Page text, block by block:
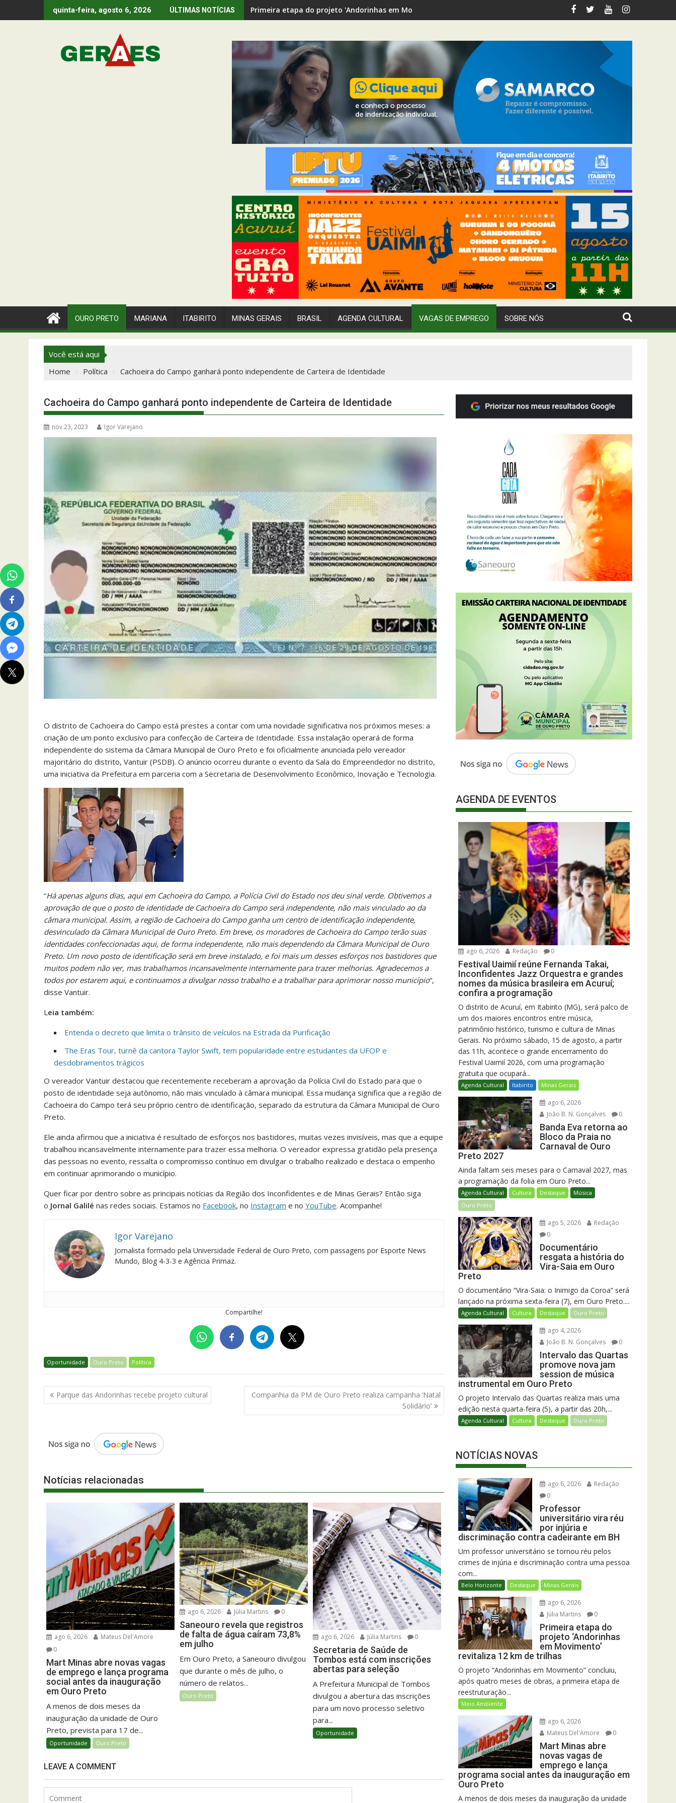
to
quinta-feira, agosto 6, 2026 ÚLTIMAS NOTÍCIAS Primeira etapa do projeto 'Andorinhas em Movimento' revitaliza 12 km de trilhas
OURO PRETO MARIANA ITABIRITO MINAS GERAIS BRASIL AGENDA CULTURAL VAGAS DE EMPREGO SOBRE NÓS
Você está aqui
Home
Política Cachoeira do Campo ganhará ponto independente de Carteira de Identidade
Cachoeira do Campo ganhará ponto independente de Carteira de Identidade
nov 23, 2023 Igor Varejano
O distrito de Cachoeira do Campo está prestes a contar com uma novidade significativa nos próximos meses: a
criação de um ponto exclusivo para confecção de Carteira de Identidade. Essa instalação operará de forma
independente do sistema da Câmara Municipal de Ouro Preto e foi oficialmente anunciada pelo vereador
majoritário do distrito, Vantuir (PSDB). O anúncio ocorreu durante o evento da Sala do Empreendedor no distrito,
uma iniciativa da Prefeitura em parceria com a Secretaria de Desenvolvimento Econômico, Inovação e Tecnologia.
“Há apenas alguns dias, aqui em Cachoeira do Campo, a Polícia Civil do Estado nos deu sinal verde. Obtivemos a
aprovação de que o posto de identidade de Cachoeira do Campo será independente, não mais vinculado ao da
câmara municipal. Assim, a região de Cachoeira do Campo ganha um centro de identificação independente,
desvinculado da Câmara Municipal de Ouro Preto. Em breve, os moradores de Cachoeira do Campo terão suas
identidades confeccionadas aqui, de forma independente, não mais dependendo da Câmara Municipal de Ouro
Preto. Um novo posto de identificação será em breve instalado, e foi mais um desses esforços nos bastidores que
muitos podem não ver, mas trabalhamos incansavelmente internamente para trazer melhorias. Agradecemos a
todos por estarem aqui, e continuamos a divulgar nosso trabalho e a trabalhar para aprimorar nosso município“,
disse Vantuir.
Leia também:
Entenda o decreto que limita o trânsito de veículos na Estrada da Purificação
The Eras Tour, turnê da cantora Taylor Swift, tem popularidade entre estudantes da UFOP e
desdobramentos trágicos
O vereador Vantuir destacou que recentemente receberam a aprovação da Polícia Civil do Estado para que o
posto de identidade seja autônomo, não mais vinculado à câmara municipal. Essa mudança significa que a região de
Cachoeira do Campo terá seu próprio centro de identificação, separado da estrutura da Câmara Municipal de Ouro
Preto.
Ele ainda afirmou que a iniciativa é resultado de esforços nos bastidores, muitas vezes invisíveis, mas que a equipe
trabalhou incansavelmente internamente para trazer essa melhoria. O vereador expressa gratidão pela presença
das pessoas no evento, ressalta o compromisso contínuo em divulgar o trabalho realizado e destaca o empenho
em continuar aprimorando o município.
Quer ficar por dentro sobre as principais notícias da Região dos Inconfidentes e de Minas Gerais? Então siga
o Jornal Galilé nas redes sociais. Estamos no Facebook, no Instagram e no YouTube. Acompanhe!
Igor Varejano
Jornalista formado pela Universidade Federal de Ouro Preto, com passagens por Esporte News
Mundo, Blog 4-3-3 e Agência Primaz.
Compartilhe!
Oportunidade Ouro Preto Política
Navegação
de
Parque das Andorinhas recebe projeto cultural
Companhia da PM de Ouro Preto realiza campanha ‘Natal
Solidário’
Notícias relacionadas
ago 6, 2026
Mateus Del'Amore
0
Mart Minas abre novas vagas
de emprego e lança programa
social antes da inauguração
em Ouro Preto
A menos de dois meses da
inauguração da unidade de Ouro
Preto, prevista para 17 de...
Oportunidade Ouro Preto
ago 6, 2026 Júlia Martins 0
Saneouro revela que registros
de falta de água caíram 73,8%
em julho
Em Ouro Preto, a Saneouro divulgou
que durante o mês de julho, o
número de relatos...
Ouro Preto
ago 6, 2026 Júlia Martins 0
Secretaria de Saúde de
Tombos está com inscrições
abertas para seleção
A Prefeitura Municipal de Tombos
divulgou a abertura das inscrições
para um novo processo seletivo
para...
Oportunidade
LEAVE A COMMENT
AGENDA DE EVENTOS
ago 6, 2026 Redação 0
Festival Uaimií reúne Fernanda Takai,
Inconfidentes Jazz Orquestra e grandes
nomes da música brasileira em Acuruí;
confira a programação
O distrito de Acuruí, em Itabirito (MG), será palco de
um dos maiores encontros entre música,
patrimônio histórico, turismo e cultura de Minas
Gerais. No próximo sábado, 15 de agosto, a partir
das 11h, acontece o grande encerramento do
Festival Uaimií 2026, com uma programação
gratuita que ocupará...
Agenda Cultural Itabirito Minas Gerais
ago 6, 2026
João B. N. Gonçalves
0
Banda Eva retorna ao
Bloco da Praia no
Carnaval de Ouro
Preto 2027
Ainda faltam seis meses para o Carnaval 2027, mas
a programação da folia em Ouro Preto...
Agenda Cultural Cultura Destaque
Música
Ouro Preto
ago 5, 2026
Redação
0
Documentário
resgata a história do
Vira-Saia em Ouro
Preto
O documentário “Vira-Saia: o Inimigo da Coroa” será
lançado na próxima sexta-feira (7), em Ouro Preto....
Agenda Cultural Cultura Destaque Ouro Preto
ago 4, 2026
João B. N. Gonçalves
0
Intervalo das Quartas
promove nova jam
session de música
instrumental em Ouro Preto
O projeto Intervalo das Quartas realiza mais uma
edição nesta quarta-feira (5), a partir das 20h,...
Agenda Cultural Cultura Destaque Ouro Preto
NOTÍCIAS NOVAS
ago 6, 2026
Redação
0
Professor
universitário vira réu
por injúria e
discriminação contra cadeirante em BH
Um professor universitário se tornou réu pelos
crimes de injúria e discriminação contra uma pessoa
com...
Belo Horizonte Destaque Minas Gerais
ago 6, 2026
Júlia Martins
0
Primeira etapa do
projeto ‘Andorinhas
em Movimento’
revitaliza 12 km de trilhas
O projeto “Andorinhas em Movimento” concluiu,
após quatro meses de obras, a primeira etapa de
reestruturação...
Meio Ambiente
ago 6, 2026
Mateus Del'Amore
0
Mart Minas abre
novas vagas de
emprego e lança
programa social antes da inauguração em
Ouro Preto
A menos de dois meses da inauguração da unidade